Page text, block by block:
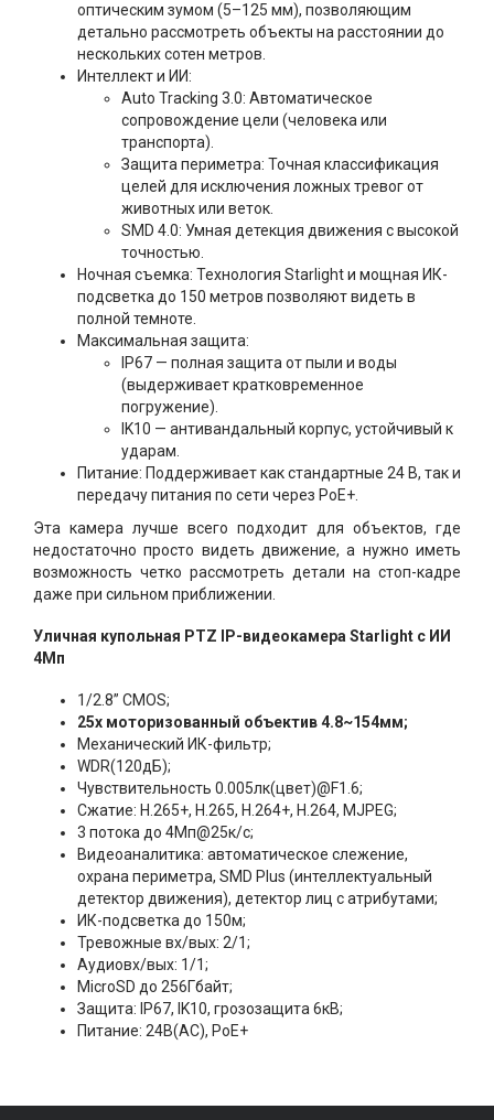
оптическим зумом (5–125 мм), позволяющим
детально рассмотреть объекты на расстоянии до
нескольких сотен метров.
Интеллект и ИИ:
Auto Tracking 3.0: Автоматическое
сопровождение цели (человека или
транспорта).
Защита периметра: Точная классификация
целей для исключения ложных тревог от
животных или веток.
SMD 4.0: Умная детекция движения с высокой
точностью.
Ночная съемка: Технология Starlight и мощная ИК-
подсветка до 150 метров позволяют видеть в
полной темноте.
Максимальная защита:
IP67 — полная защита от пыли и воды
(выдерживает кратковременное
погружение).
IK10 — антивандальный корпус, устойчивый к
ударам.
Питание: Поддерживает как стандартные 24 В, так и
передачу питания по сети через PoE+.
Эта камера лучше всего подходит для объектов, где
недостаточно просто видеть движение, а нужно иметь
возможность четко рассмотреть детали на стоп-кадре
даже при сильном приближении.
Уличная купольная PTZ IP-видеокамера Starlight с ИИ
4Mп
1/2.8” CMOS;
25x моторизованный объектив 4.8~154мм;
Механический ИК-фильтр;
WDR(120дБ);
Чувствительность 0.005лк(цвет)@F1.6;
Сжатие: H.265+, H.265, H.264+, H.264, MJPEG;
3 потока до 4Мп@25к/с;
Видеоаналитика: автоматическое слежение,
охрана периметра, SMD Plus (интеллектуальный
детектор движения), детектор лиц с атрибутами;
ИК-подсветка до 150м;
Тревожные вх/вых: 2/1;
Аудиовх/вых: 1/1;
MicroSD до 256Гбайт;
Защита: IP67, IK10, грозозащита 6кВ;
Питание: 24В(AC), PoE+